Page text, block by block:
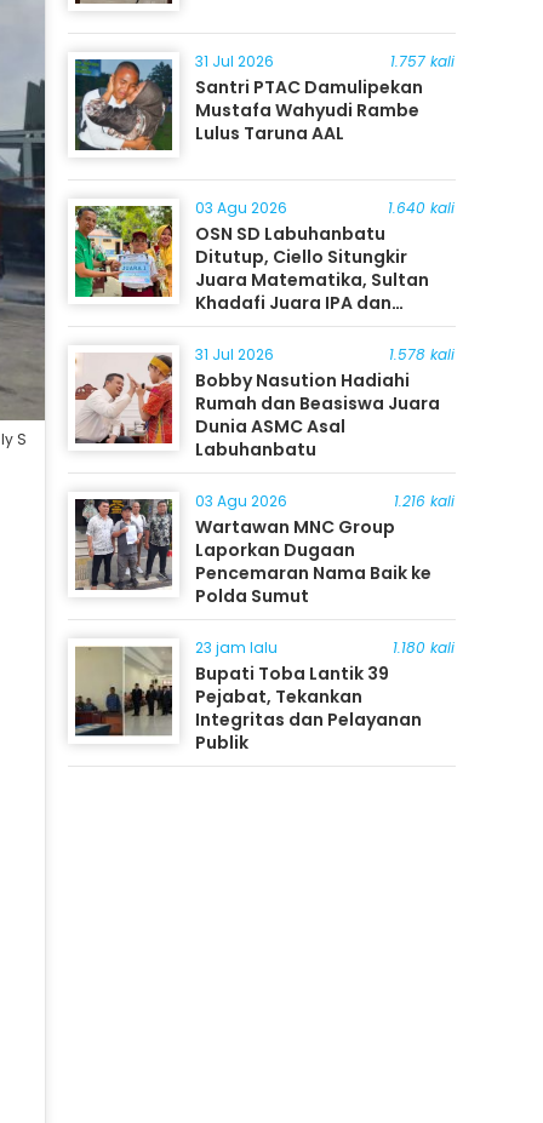
S
31 Jul 2026 1.757 kali
Santri PTAC Damulipekan
Mustafa Wahyudi Rambe
Lulus Taruna AAL
03 Agu 2026 1.640 kali
OSN SD Labuhanbatu
Ditutup, Ciello Situngkir
Juara Matematika, Sultan
Khadafi Juara IPA dan
Timothy Rangkuti Juara IPS
31 Jul 2026 1.578 kali
Bobby Nasution Hadiahi
Rumah dan Beasiswa Juara
Dunia ASMC Asal
Labuhanbatu
03 Agu 2026 1.216 kali
Wartawan MNC Group
Laporkan Dugaan
Pencemaran Nama Baik ke
Polda Sumut
23 jam lalu 1.180 kali
Bupati Toba Lantik 39
Pejabat, Tekankan
Integritas dan Pelayanan
Publik